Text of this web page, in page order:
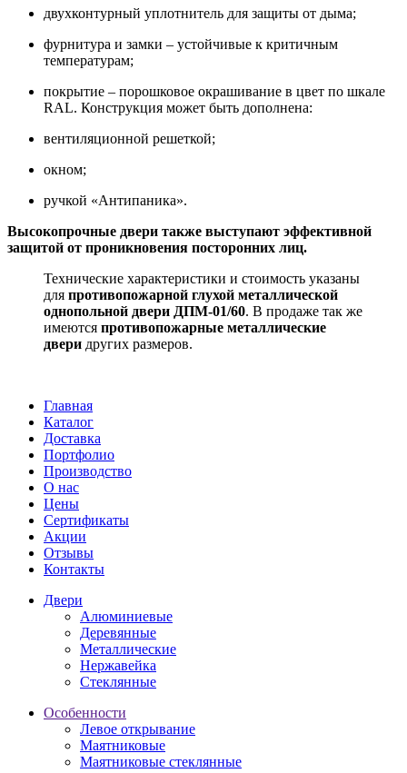
двухконтурный уплотнитель для защиты от дыма;
фурнитура и замки – устойчивые к критичным
температурам;
покрытие – порошковое окрашивание в цвет по шкале
RAL. Конструкция может быть дополнена:
вентиляционной решеткой;
окном;
ручкой «Антипаника».
Высокопрочные двери также выступают эффективной
защитой от проникновения посторонних лиц.
Технические характеристики и стоимость указаны
для противопожарной глухой металлической
однопольной двери ДПМ-01/60. В продаже так же
имеются противопожарные металлические
двери других размеров.
Главная
Каталог
Доставка
Портфолио
Производство
О нас
Цены
Сертификаты
Акции
Отзывы
Контакты
Двери
Алюминиевые
Деревянные
Металлические
Нержавейка
Стеклянные
Особенности
Левое открывание
Маятниковые
Маятниковые стеклянные